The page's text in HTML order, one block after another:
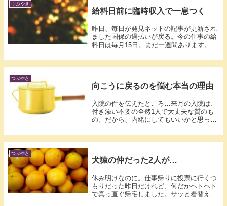
つぶやき
給料日前に臨時収入で一息つく
昨日、毎日が発見ネットの記事が更新され
ました国保の過払いが戻る。今の仕事の給
料日は毎月15日。まだ一週間あります。8
つぶやき
向こうに戻るのを悩む本当の理由
入院の件を伝えたところ…来月の入院は、
付き添い不要の全然1人で大丈夫な質のも
の。だから、内緒にしてもいいかと思った
つぶやき
犬猿の仲だった2人が…
休み明けなのに。仕事帰りに投票に行くつ
もりだった昨日だけれど、何だかヘトヘト
で真っ直ぐ帰宅しました。サッと着替え